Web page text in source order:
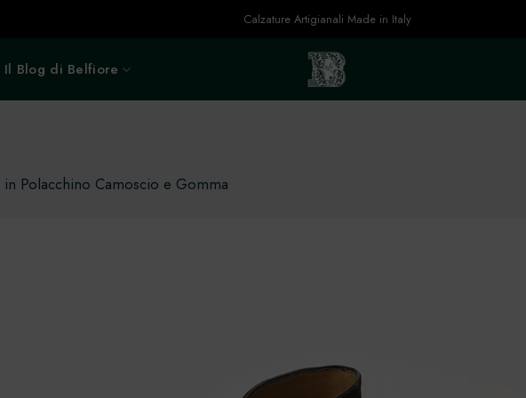
Calzature Artigianali Made in Italy
Il Blog di Belfiore
in Polacchino Camoscio e Gomma